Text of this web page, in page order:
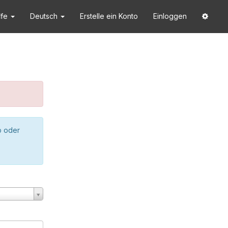
Deutsch Erstelle ein Konto Einloggen
oder